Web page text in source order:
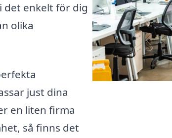
det enkelt för dig
olika
just dina
en liten firma
så finns det